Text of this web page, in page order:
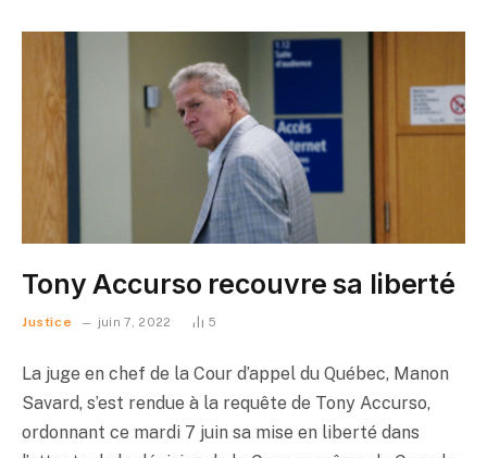
Tony Accurso recouvre sa liberté
Justice juin 7, 2022 5
La juge en chef de la Cour d’appel du Québec, Manon
Savard, s’est rendue à la requête de Tony Accurso,
ordonnant ce mardi 7 juin sa mise en liberté dans